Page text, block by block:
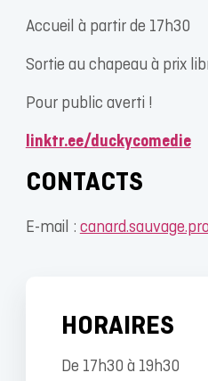
Accueil à partir de 17h30
Sortie au chapeau à prix
Pour public averti !
linktr.ee/duckycomedie
CONTACTS
E-mail :
HORAIRES
De 17h30 à 19h30